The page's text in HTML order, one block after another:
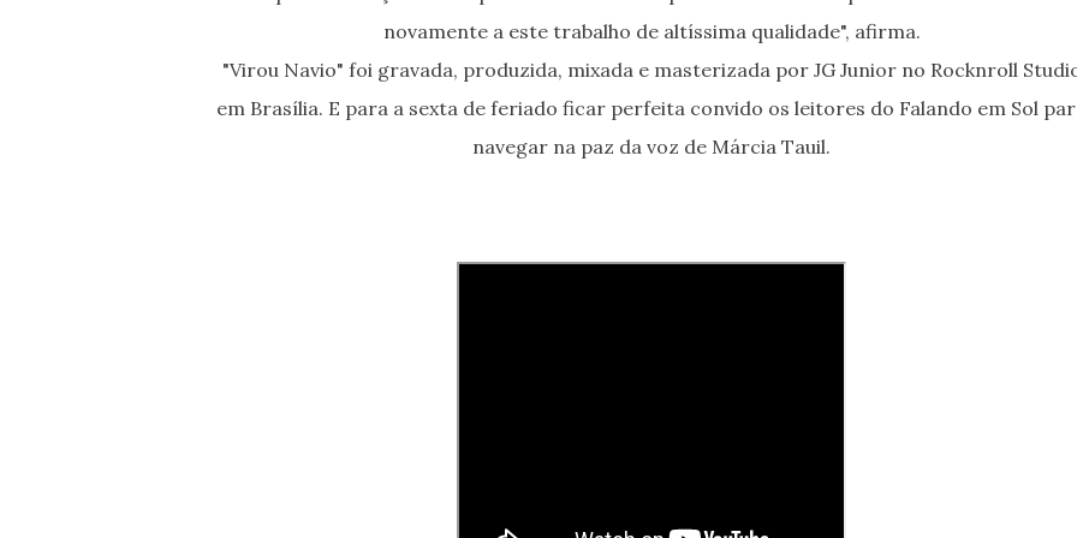
novamente a este trabalho de altíssima qualidade", afirma.
"Virou Navio" foi gravada, produzida, mixada e masterizada por JG Junior no Rocknroll
em Brasília. E para a sexta de feriado ficar perfeita convido os leitores do Falando em Sol
navegar na paz da voz de Márcia Tauil.